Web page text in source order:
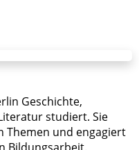
Geschichte,
studiert. Sie
Themen und engagiert
Bildungsarbeit.